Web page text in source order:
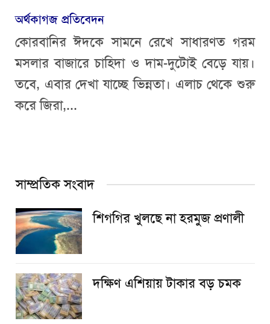
অর্থকাগজ প্রতিবেদন
কোরবানির ঈদকে সামনে রেখে সাধারণত গরম
মসলার বাজারে চাহিদা ও দাম-দুটোই বেড়ে যায়।
তবে, এবার দেখা যাচ্ছে ভিন্নতা। এলাচ থেকে শুরু
করে জিরা,...
সাম্প্রতিক সংবাদ
শিগগির খুলছে না হরমুজ প্রণালী
দক্ষিণ এশিয়ায় টাকার বড় চমক